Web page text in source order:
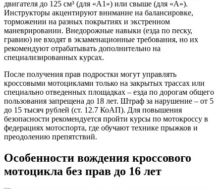
двигателя до 125 см³ (для «A1») или свыше (для «A»).
Инструкторы акцентируют внимание на балансировке,
торможении на разных покрытиях и экстренном
маневрировании. Внедорожные навыки (езда по песку,
гравию) не входят в экзаменационные требования, но их
рекомендуют отрабатывать дополнительно на
специализированных курсах.
После получения прав подростки могут управлять
кроссовыми мотоциклами только на закрытых трассах или
специально отведенных площадках – езда по дорогам общего
пользования запрещена до 18 лет. Штраф за нарушение – от 5
до 15 тысяч рублей (ст. 12.7 КоАП). Для повышения
безопасности рекомендуется пройти курсы по мотокроссу в
федерациях мотоспорта, где обучают технике прыжков и
преодолению препятствий.
Особенности вождения кроссового
мотоцикла без прав до 16 лет